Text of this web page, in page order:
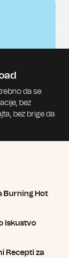
da se
bez
bez brige da
Burning Hot
Iskustvo
Recepti za